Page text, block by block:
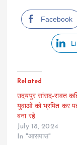
Facebook
Related
उदयपुर सांसद-रावत
युवाओं को भ्रमित कर
बना रहे
July 18, 2024
In "आसपास"